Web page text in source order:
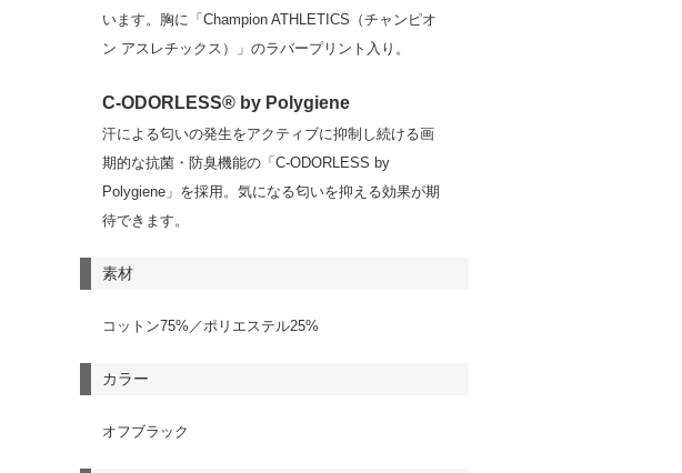
います。胸に「Champion ATHLETICS（チャンピオ
ン アスレチックス）」のラバープリント入り。
C-ODORLESS® by Polygiene
汗による匂いの発生をアクティブに抑制し続ける画
期的な抗菌・防臭機能の「C-ODORLESS by
Polygiene」を採用。気になる匂いを抑える効果が期
待できます。
素材
コットン75%／ポリエステル25%
カラー
オフブラック